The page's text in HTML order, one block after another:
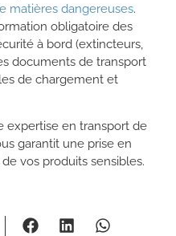
matières dangereuses.
obligatoire des
à bord (extincteurs,
documents de transport
de chargement et
expertise en transport de
garantit une prise en
vos produits sensibles.